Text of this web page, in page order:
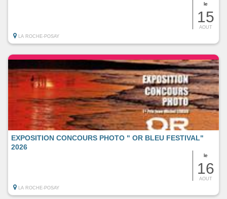
le
15
AOUT
LA ROCHE-POSAY
le
16
AOUT
EXPOSITION CONCOURS PHOTO " OR BLEU FESTIVAL"
2026
LA ROCHE-POSAY